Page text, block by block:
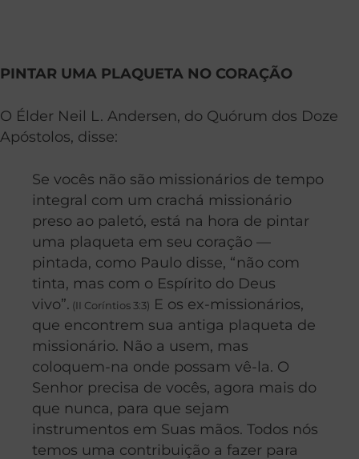
PINTAR UMA PLAQUETA NO CORAÇÃO
O Élder Neil L. Andersen, do Quórum dos Doze
Apóstolos, disse:
Se vocês não são missionários de tempo
integral com um crachá missionário
preso ao paletó, está na hora de pintar
uma plaqueta em seu coração —
pintada, como Paulo disse, “não com
tinta, mas com o Espírito do Deus
vivo”. (II Coríntios 3:3) E os ex-missionários,
que encontrem sua antiga plaqueta de
missionário. Não a usem, mas
coloquem-na onde possam vê-la. O
Senhor precisa de vocês, agora mais do
que nunca, para que sejam
instrumentos em Suas mãos. Todos nós
temos uma contribuição a fazer para